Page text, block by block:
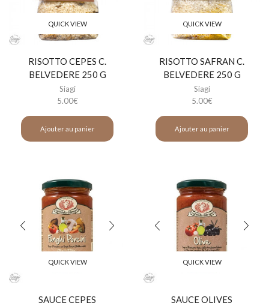
QUICK VIEW
RISOTTO CEPES C.
BELVEDERE 250 G
Siagi
5.00€
Ajouter au panier
QUICK VIEW
RISOTTO SAFRAN C.
BELVEDERE 250 G
Siagi
5.00€
Ajouter au panier
QUICK VIEW
SAUCE CEPES
QUICK VIEW
SAUCE OLIVES